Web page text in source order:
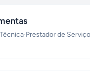
·Prestador de